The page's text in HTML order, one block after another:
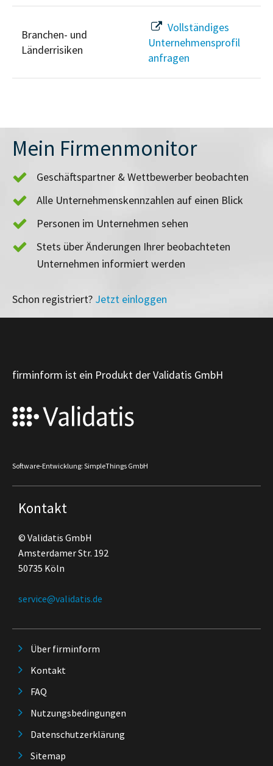
Branchen- und
Länderrisiken
Vollständiges
Unternehmensprofil
anfragen
Mein Firmenmonitor
Geschäftspartner & Wettbewerber beobachten
Alle Unternehmenskennzahlen auf einen Blick
Personen im Unternehmen sehen
Stets über Änderungen Ihrer beobachteten
Unternehmen informiert werden
Schon registriert? Jetzt einloggen
firminform ist ein Produkt der Validatis GmbH
Software-Entwicklung: SimpleThings GmbH
Kontakt
© Validatis GmbH
Amsterdamer Str. 192
50735 Köln
service@validatis.de
Über firminform
Kontakt
FAQ
Nutzungsbedingungen
Datenschutzerklärung
Sitemap